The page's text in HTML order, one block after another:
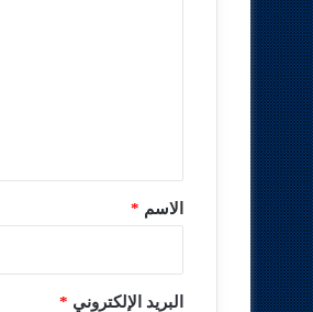
*الاسم *
البريد الإلكتروني *